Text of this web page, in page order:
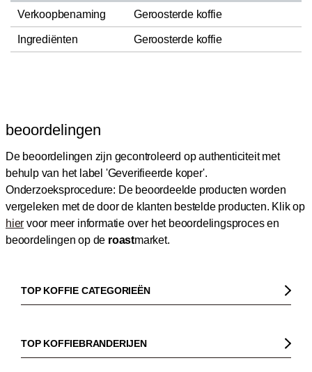
Verkoopbenaming Geroosterde koffie
Ingrediënten Geroosterde koffie
beoordelingen
De beoordelingen zijn gecontroleerd op authenticiteit met
behulp van het label 'Geverifieerde koper'.
Onderzoeksprocedure: De beoordeelde producten worden
vergeleken met de door de klanten bestelde producten. Klik op
hier voor meer informatie over het beoordelingsproces en
beoordelingen op de roastmarket.
TOP KOFFIE CATEGORIEËN
Koffiebonen
Biologische koffie
TOP KOFFIEBRANDERIJEN